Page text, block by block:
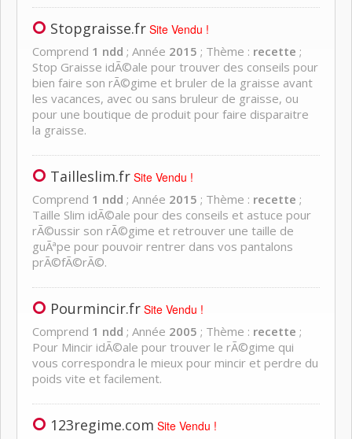
Stopgraisse.fr Site Vendu !
Comprend 1 ndd ; Année 2015 ; Thème : recette ;
Stop Graisse idÃ©ale pour trouver des conseils pour
bien faire son rÃ©gime et bruler de la graisse avant
les vacances, avec ou sans bruleur de graisse, ou
pour une boutique de produit pour faire disparaitre
la graisse.
Tailleslim.fr Site Vendu !
Comprend 1 ndd ; Année 2015 ; Thème : recette ;
Taille Slim idÃ©ale pour des conseils et astuce pour
rÃ©ussir son rÃ©gime et retrouver une taille de
guÃªpe pour pouvoir rentrer dans vos pantalons
prÃ©fÃ©rÃ©.
Pourmincir.fr Site Vendu !
Comprend 1 ndd ; Année 2005 ; Thème : recette ;
Pour Mincir idÃ©ale pour trouver le rÃ©gime qui
vous correspondra le mieux pour mincir et perdre du
poids vite et facilement.
123regime.com Site Vendu !